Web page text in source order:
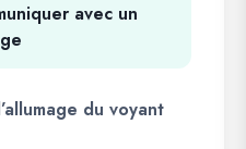
avec un
du voyant